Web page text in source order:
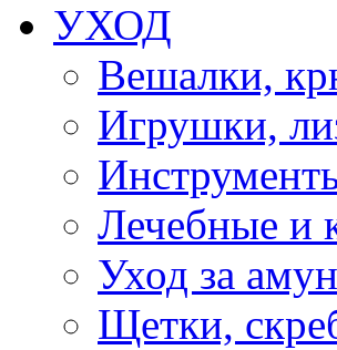
УХОД
Вешалки,
Игрушки,
Лечебные и
Уход за
Щетки,